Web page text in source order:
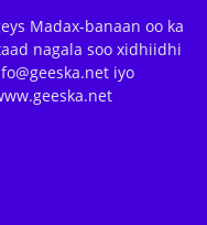
Madax-banaan oo ka
nagala soo xidhiidhi
iyo